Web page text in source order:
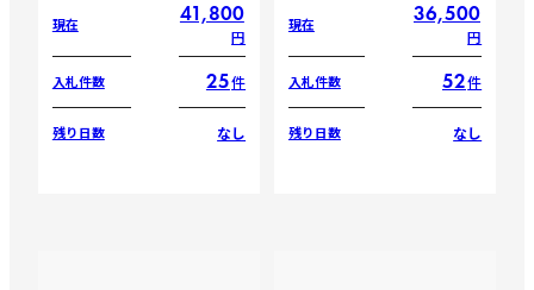
現在 41,800
円
入札件数 25件
残り日数 なし
現在 36,500
円
入札件数 52件
残り日数 なし